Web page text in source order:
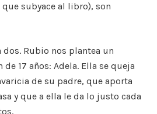
subyace al libro), son
Rubio nos plantea un
17 años: Adela. Ella se queja
de su padre, que aporta
y que a ella le da lo justo cada